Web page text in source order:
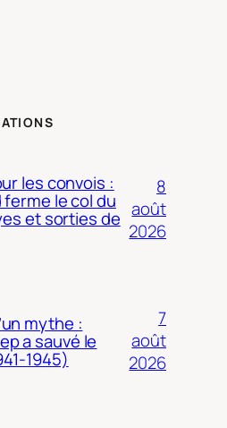
les convois :
ferme le col du
et sorties de
8
août
2026
mythe :
a sauvé le
1945)
7
août
2026